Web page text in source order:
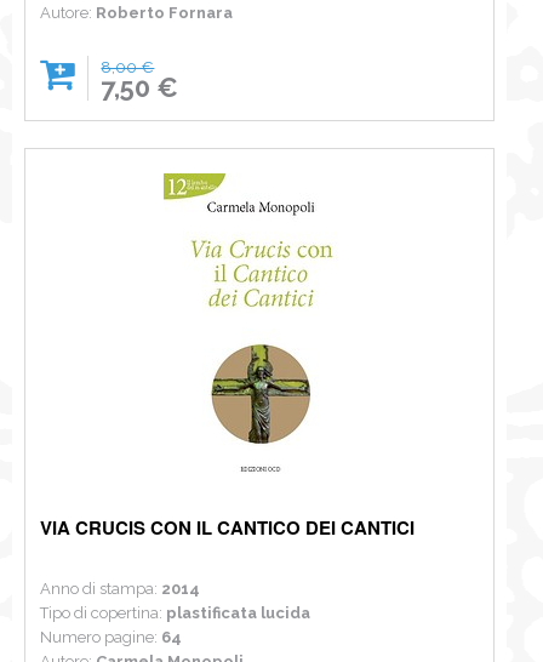
Autore: Roberto Fornara
8,00 €
7,50 €
VIA CRUCIS CON IL CANTICO DEI CANTICI
Anno di stampa: 2014
Tipo di copertina: plastificata lucida
Numero pagine: 64